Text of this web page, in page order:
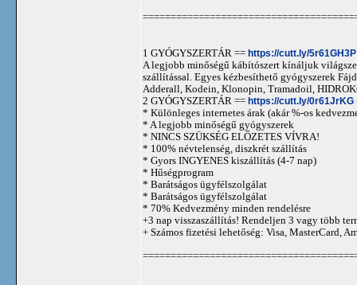
1 GYÓGYSZERTÁR == https://cutt.ly/5r61GH3P
A legjobb minőségű kábítószert kínáljuk
szállítással. Egyes kézbesíthető gyógyszerek
Adderall, Kodein, Klonopin, Tramadoil,
2 GYÓGYSZERTÁR == https://cutt.ly/0r61JrKG
* Különleges internetes árak (akár %-os
* A legjobb minőségű gyógyszerek
* NINCS SZÜKSÉG ELŐZETES VÍVRA!
* 100% névtelenség, diszkrét szállítás
* Gyors INGYENES kiszállítás (4-7 nap)
* Hűségprogram
* Barátságos ügyfélszolgálat
* Barátságos ügyfélszolgálat
* 70% Kedvezmény minden rendelésre
+3 nap visszaszállítás! Rendeljen 3 vagy több
+ Számos fizetési lehetőség: Visa, MasterCard,